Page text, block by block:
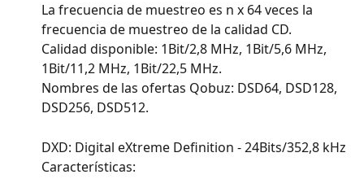
La frecuencia de muestreo es n x 64 veces la
frecuencia de muestreo de la calidad CD.
Calidad disponible: 1Bit/2,8 MHz, 1Bit/5,6 MHz,
1Bit/11,2 MHz, 1Bit/22,5 MHz.
Nombres de las ofertas Qobuz: DSD64, DSD128,
DSD256, DSD512.
DXD: Digital eXtreme Definition - 24Bits/352,8 kHz
Características: